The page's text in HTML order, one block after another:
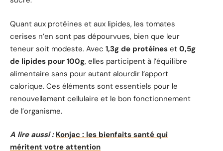
Quant aux protéines et aux lipides, les tomates
cerises n’en sont pas dépourvues, bien que leur
teneur soit modeste. Avec 1,3g de protéines et 0,5g
de lipides pour 100g, elles participent à l’équilibre
alimentaire sans pour autant alourdir l’apport
calorique. Ces éléments sont essentiels pour le
renouvellement cellulaire et le bon fonctionnement
de l’organisme.
A lire aussi : Konjac : les bienfaits santé qui
méritent votre attention